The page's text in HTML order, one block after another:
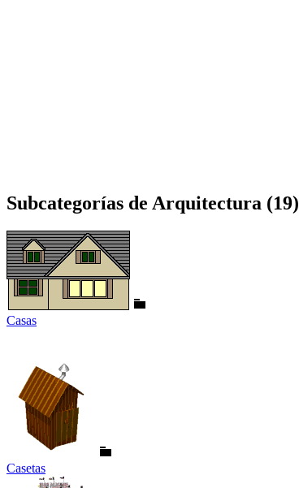
Subcategorías de Arquitectura (19)
Casas
Casetas